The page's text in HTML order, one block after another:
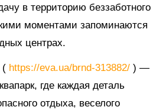
в территорию беззаботного
моментами запоминаются
центрах.
( https://eva.ua/brnd-313882/ ) —
где каждая деталь
отдыха, веселого